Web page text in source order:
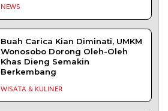
NEWS
Buah Carica Kian Diminati, UMKM
Wonosobo Dorong Oleh-Oleh
Khas Dieng Semakin
Berkembang
WISATA & KULINER